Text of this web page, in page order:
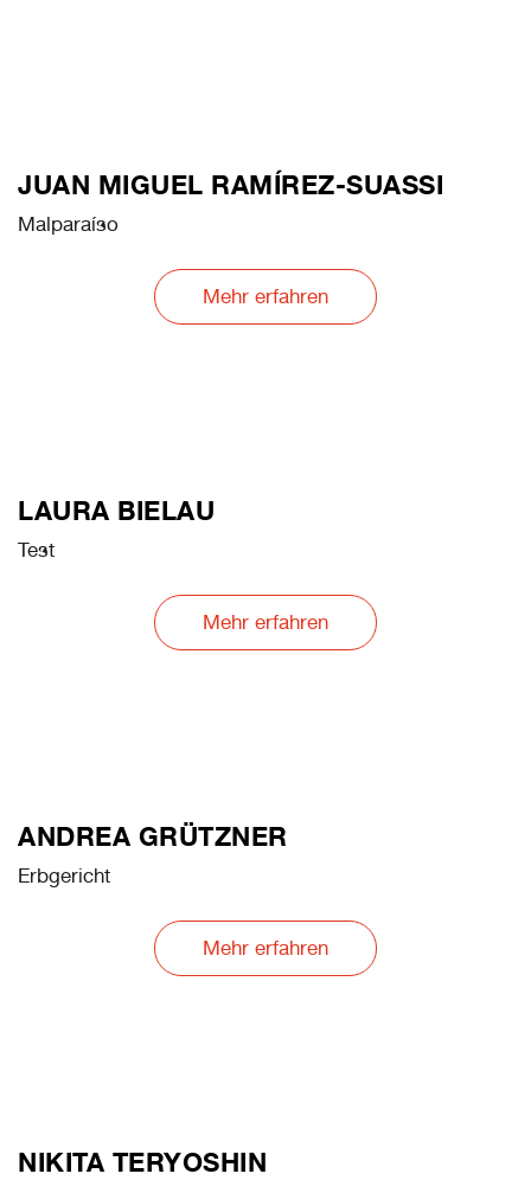
JUAN MIGUEL RAMÍREZ-SUASSI
Malparaíso
Mehr erfahren
LAURA BIELAU
Test
Mehr erfahren
ANDREA GRÜTZNER
Erbgericht
Mehr erfahren
NIKITA TERYOSHIN